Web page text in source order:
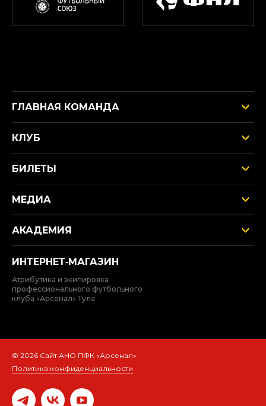
ГЛАВНАЯ КОМАНДА
КЛУБ
БИЛЕТЫ
МЕДИА
АКАДЕМИЯ
ИНТЕРНЕТ‑МАГАЗИН
Атрибутика и экипировка
профессионального футбольного
клуба «Арсенал» Тула
© 2026 Сайт АНО ПФК «Арсенал»
Политика конфиденциальности